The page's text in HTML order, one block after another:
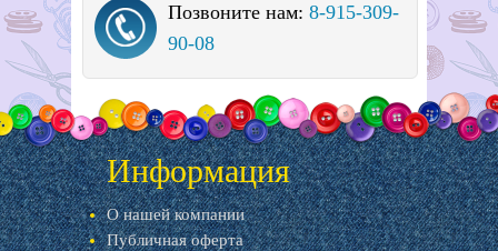
Позвоните нам: 8-915-309-
90-08
Информация
О нашей компании
Публичная оферта